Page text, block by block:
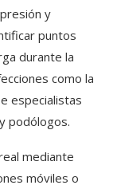
y
puntos
durante la
como la
especialistas
podólogos.
mediante
móviles o